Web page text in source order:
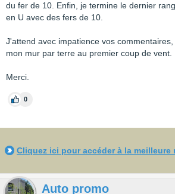
du fer de 10. Enfin, je termine le dernier
en U avec des fers de 10.
J'attend avec impatience vos
mon mur par terre au premier coup de vent.
Merci.
0
Cliquez ici pour accéder à la meilleure
Auto promo